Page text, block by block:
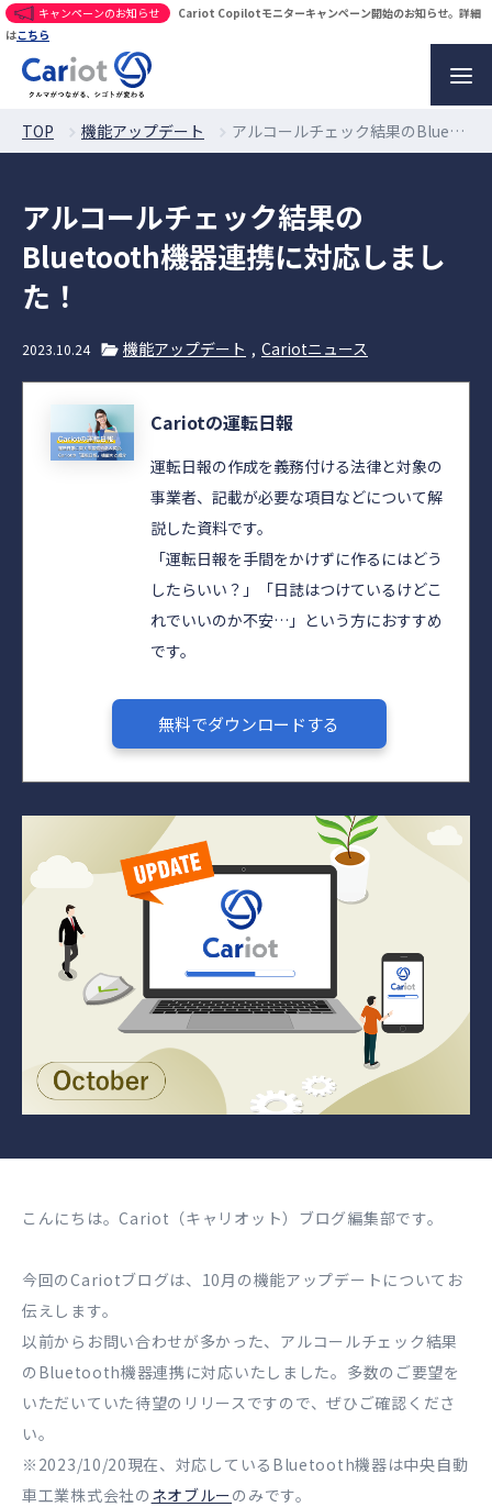
キャンペーンのお知らせ
Cariot Copilotモニターキャンペーン開始のお知らせ。詳細
はこちら
TOP 機能アップデート アルコールチェック結果のBluetooth機器連携に対応しました！
アルコールチェック結果の
Bluetooth機器連携に対応しまし
た！
2023.10.24 機能アップデート Cariotニュース
Cariotの運転日報
運転日報の作成を義務付ける法律と対象の
事業者、記載が必要な項目などについて解
説した資料です。
「運転日報を手間をかけずに作るにはどう
したらいい？」「日誌はつけているけどこ
れでいいのか不安…」という方におすすめ
です。
無料でダウンロードする
こんにちは。Cariot（キャリオット）ブログ編集部です。
今回のCariotブログは、10月の機能アップデートについてお
伝えします。
以前からお問い合わせが多かった、アルコールチェック結果
のBluetooth機器連携に対応いたしました。多数のご要望を
いただいていた待望のリリースですので、ぜひご確認くださ
い。
※2023/10/20現在、対応しているBluetooth機器は中央自動
車工業株式会社の ネオブルーのみです。